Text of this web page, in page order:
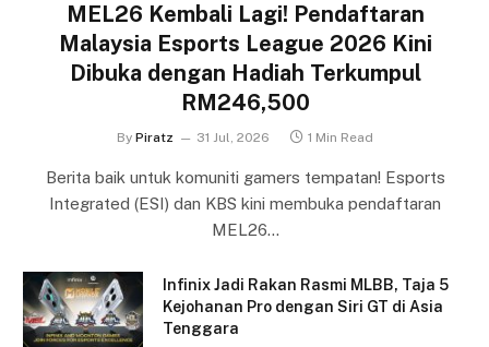
MEL26 Kembali Lagi! Pendaftaran
Malaysia Esports League 2026 Kini
Dibuka dengan Hadiah Terkumpul
RM246,500
By Piratz 31 Jul, 2026 1 Min Read
Berita baik untuk komuniti gamers tempatan! Esports
Integrated (ESI) dan KBS kini membuka pendaftaran
MEL26…
Infinix Jadi Rakan Rasmi MLBB, Taja 5
Kejohanan Pro dengan Siri GT di Asia
Tenggara